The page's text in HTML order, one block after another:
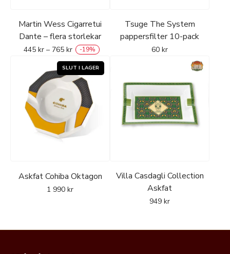
Martin Wess Cigarretui
Dante – flera storlekar
445 kr – 765 kr -19%
Tsuge The System
pappersfilter 10-pack
60 kr
Askfat Cohiba Oktagon
1 990 kr
Villa Casdagli Collection
Askfat
949 kr